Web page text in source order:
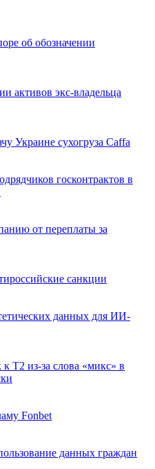
об обозначении
активов экс-владельца
Украине сухогруза Caffa
госконтрактов в
от переплаты за
санкции
данных для ИИ-
Т2 из-за слова «микс» в
Fonbet
данных граждан